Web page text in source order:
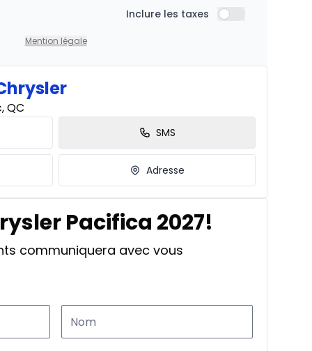
À partir de :
285 $/Sem.
À partir de :
Inclure les taxes Inclure les taxes
Mention légale
QC
SMS
Adresse
Pacifica 2027!
communiquera avec vous